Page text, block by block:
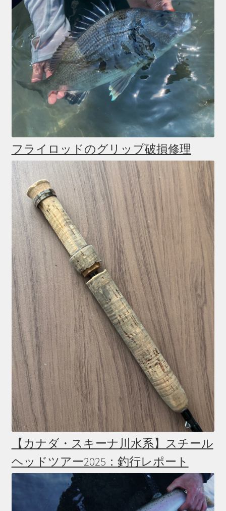
フライロッドのグリップ破損修理
【カナダ・スキーナ川水系】スチール
ヘッドツアー2025：釣行レポート